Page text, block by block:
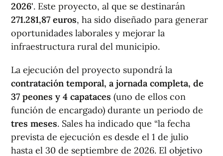
2026'. Este proyecto, al que se destinarán
271.281,87 euros, ha sido diseñado para generar
oportunidades laborales y mejorar la
infraestructura rural del municipio.
La ejecución del proyecto supondrá la
contratación temporal, a jornada completa, de
37 peones y 4 capataces (uno de ellos con
función de encargado) durante un periodo de
tres meses. Sales ha indicado que “la fecha
prevista de ejecución es desde el 1 de julio
hasta el 30 de septiembre de 2026. El objetivo